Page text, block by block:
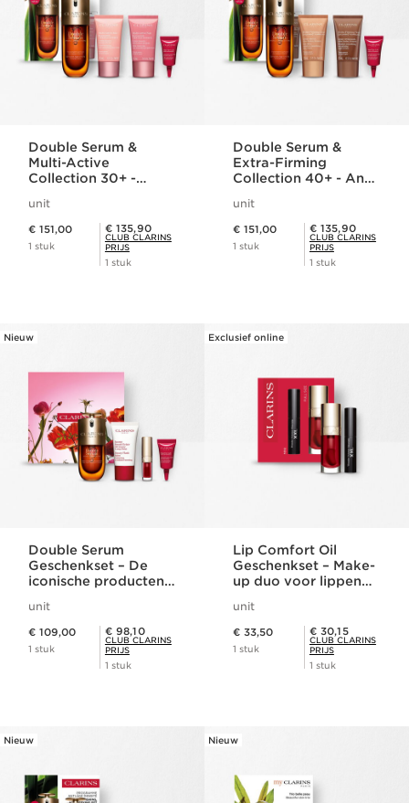
Double Serum &
Multi-Active
Collection 30+ -
huidveroudering en
eerste rimpels
unit
€ 151,00
1 stuk
Club Clarins Prijs € 135,90
€ 135,90
CLUB CLARINS
PRIJS
1 stuk
Double Serum &
Extra-Firming
Collection 40+ - Anti-
verstevigingsprogra
mma
unit
€ 151,00
1 stuk
Club Clarins Prijs € 135,90
€ 135,90
CLUB CLARINS
PRIJS
1 stuk
Nieuw
Double Serum
Geschenkset – De
iconische producten
unit
€ 109,00
1 stuk
Club Clarins Prijs € 98,10
€ 98,10
CLUB CLARINS
PRIJS
1 stuk
Exclusief online
Lip Comfort Oil
Geschenkset – Make-
up duo voor lippen
unit
€ 33,50
1 stuk
Club Clarins Prijs € 30,15
€ 30,15
CLUB CLARINS
PRIJS
1 stuk
Nieuw Nieuw